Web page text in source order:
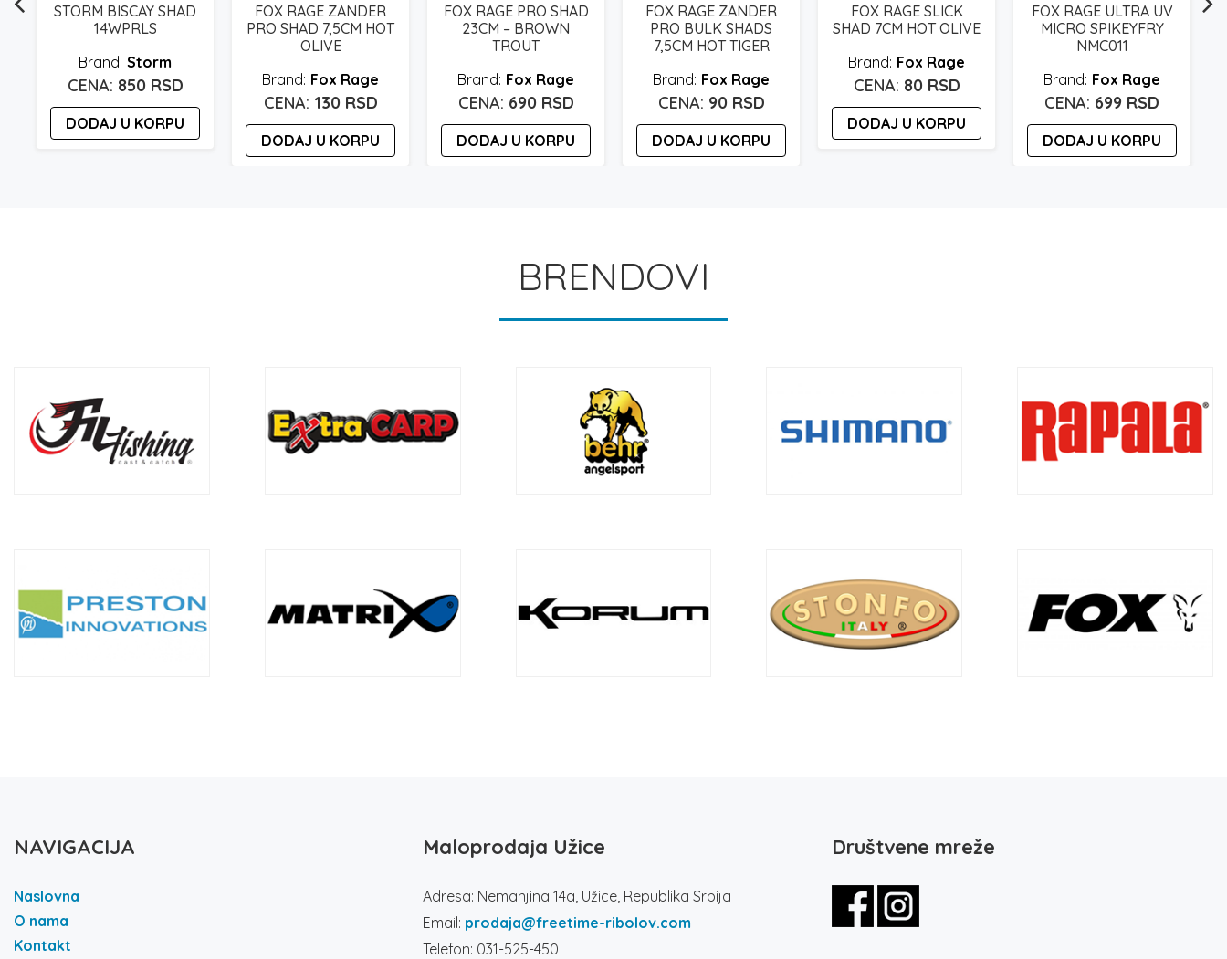
STORM BISCAY SHAD
14WPRLS
Storm
850 RSD
DODAJ U KORPU
FOX RAGE ZANDER
PRO SHAD 7,5CM HOT
OLIVE
Fox Rage
130 RSD
DODAJ U KORPU
FOX RAGE PRO SHAD
23CM – BROWN
TROUT
Fox Rage
690 RSD
DODAJ U KORPU
FOX RAGE ZANDER
PRO BULK SHADS
7,5CM HOT TIGER
Fox Rage
90 RSD
DODAJ U KORPU
FOX RAGE SLICK
SHAD 7CM HOT OLIVE
Fox Rage
80 RSD
DODAJ U KORPU
FOX RAGE ULTRA UV
MICRO SPIKEYFRY
NMC011
Fox Rage
699 RSD
DODAJ U KORPU
BRENDOVI
NAVIGACIJA
Naslovna
O nama
Kontakt
Maloprodaja Užice
Adresa: Nemanjina 14a, Užice, Republika Srbija
Email: prodaja@freetime-ribolov.com
Telefon: 031-525-450
Društvene mreže